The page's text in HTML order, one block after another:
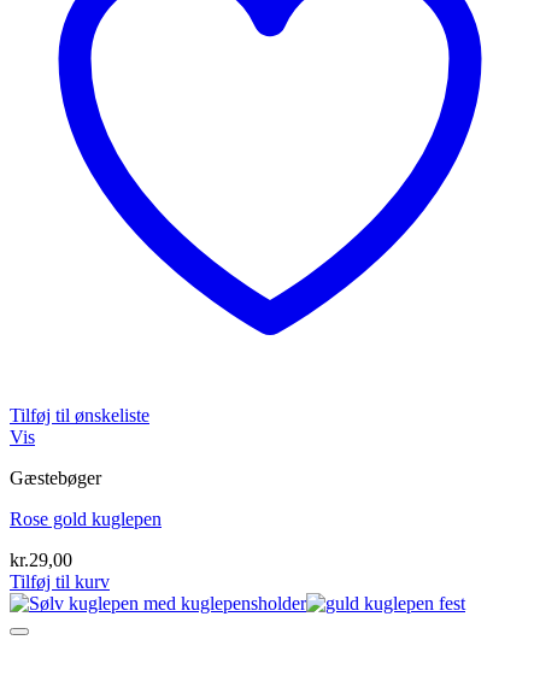
Tilføj til ønskeliste
Vis
Gæstebøger
Rose gold kuglepen
kr.29,00
Tilføj til kurv